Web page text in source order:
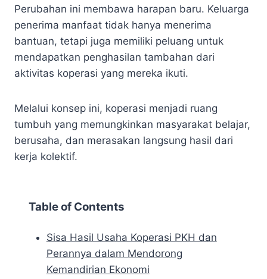
Perubahan ini membawa harapan baru. Keluarga
penerima manfaat tidak hanya menerima
bantuan, tetapi juga memiliki peluang untuk
mendapatkan penghasilan tambahan dari
aktivitas koperasi yang mereka ikuti.
Melalui konsep ini, koperasi menjadi ruang
tumbuh yang memungkinkan masyarakat belajar,
berusaha, dan merasakan langsung hasil dari
kerja kolektif.
Table of Contents
Sisa Hasil Usaha Koperasi PKH dan
Perannya dalam Mendorong
Kemandirian Ekonomi